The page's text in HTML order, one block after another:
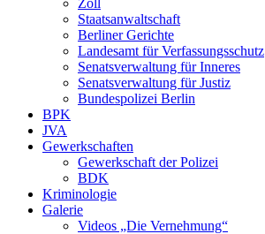
Zoll
Staatsanwaltschaft
Berliner Gerichte
Landesamt für Verfassungsschutz
Senatsverwaltung für Inneres
Senatsverwaltung für Justiz
Bundespolizei Berlin
BPK
JVA
Gewerkschaften
Gewerkschaft der Polizei
BDK
Kriminologie
Galerie
Videos „Die Vernehmung“